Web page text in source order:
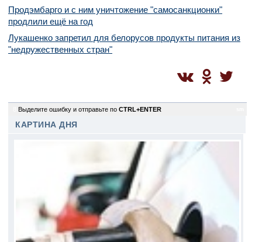
Продэмбарго и с ним уничтожение "самосанкционки"
продлили ещё на год
Лукашенко запретил для белорусов продукты питания из
"недружественных стран"
Выделите ошибку и отправьте по CTRL+ENTER
КАРТИНА ДНЯ